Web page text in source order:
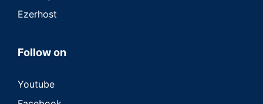
Ezerhost
Follow on
Youtube